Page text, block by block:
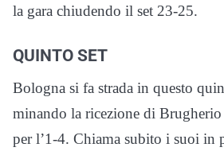
la gara chiudendo il set 23-25.
QUINTO SET
Bologna si fa strada in questo
minando la ricezione di Brugherio
per l’1-4. Chiama subito i suoi in